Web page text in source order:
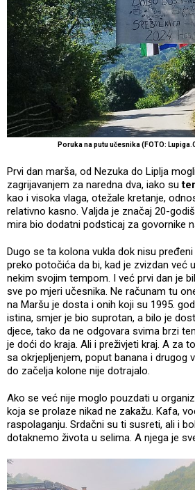
Poruka na putu učesnika (FOTO:
Prvi dan marša, od Nezuka do Liplja
zagrijavanjem za naredna dva, iako su
kao i visoka vlaga, otežale kretanje,
relativno kasno. Valjda je značaj 20-
mira bio dodatni podsticaj za govornike
Dugo se ta kolona vukla dok nisu
preko potočića da bi, kad je zvizdan već
nekim svojim tempom. I već prvi dan je
sve po mjeri učesnika. Ne računam tu
na Maršu je dosta i onih koji su 1995.
istina, smjer je bio suprotan, a bilo je
djece, tako da ne odgovara svima brzi
je doći do kraja. Ali i preživjeti kraj. A za
sa okrjepljenjem, poput banana i drugog
do začelja kolone nije dotrajalo.
Ako se već nije moglo pouzdati u
koja se prolaze nikad ne zakažu. Kafa,
raspolaganju. Srdačni su ti susreti, ali i
dotaknemo života u selima. A njega je